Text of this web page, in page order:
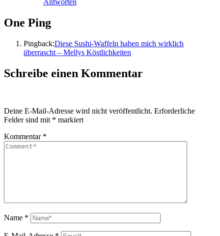
Antworten
One Ping
Pingback:Diese Sushi-Waffeln haben mich wirklich
überrascht – Mellys Köstlichkeiten
Schreibe einen Kommentar
Deine E-Mail-Adresse wird nicht veröffentlicht. Erforderliche
Felder sind mit * markiert
Kommentar *
Name *